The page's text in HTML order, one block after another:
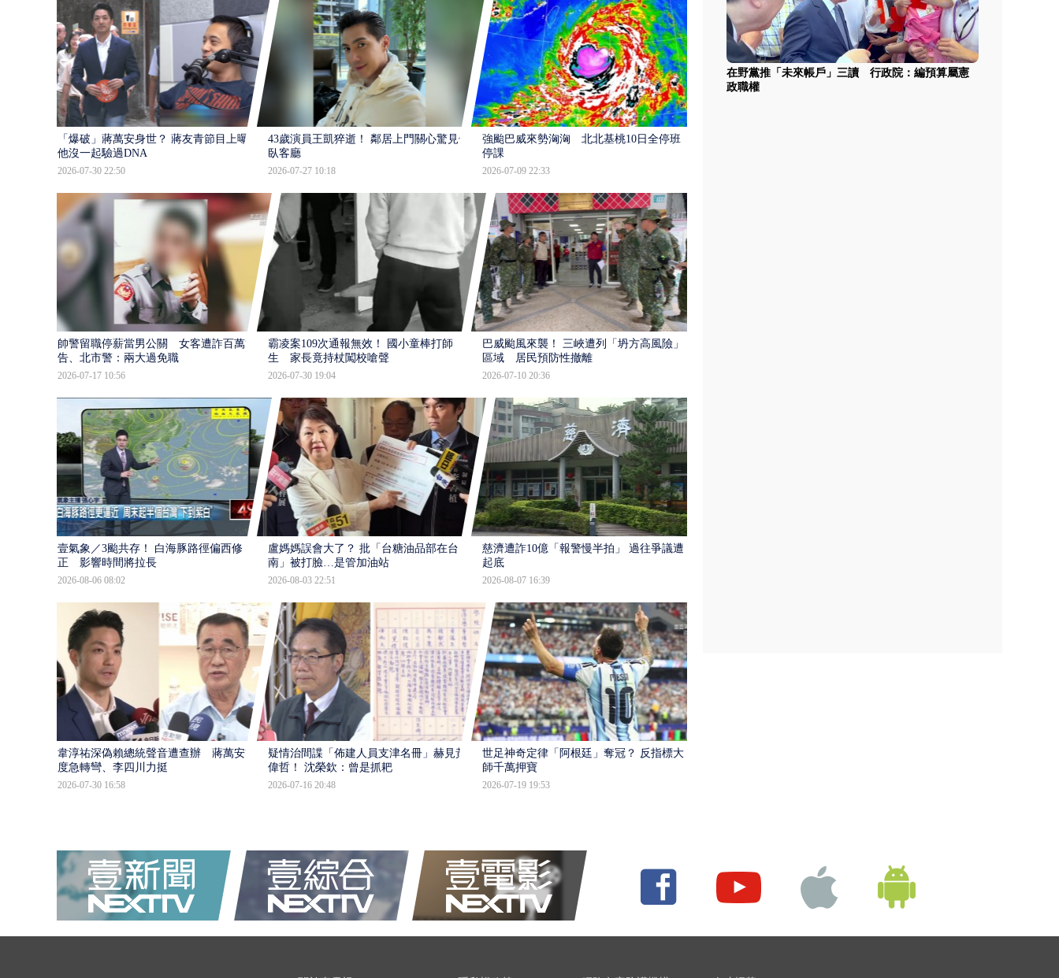
「爆破」蔣萬安身世？ 蔣友青節目上曝：
他沒一起驗過DNA
2026-07-30 22:50
43歲演員王凱猝逝！ 鄰居上門關心驚見倒
臥客廳
2026-07-27 10:18
強颱巴威來勢洶洶 北北基桃10日全停班
停課
2026-07-09 22:33
帥警留職停薪當男公關 女客遭詐百萬提
告、北市警：兩大過免職
2026-07-17 10:56
霸凌案109次通報無效！ 國小童棒打師
生 家長竟持杖闖校嗆聲
2026-07-30 19:04
巴威颱風來襲！ 三峽遭列「坍方高風險」
區域 居民預防性撤離
2026-07-10 20:36
壹氣象／3颱共存！ 白海豚路徑偏西修
正 影響時間將拉長
2026-08-06 08:02
盧媽媽誤會大了？ 批「台糖油品部在台
南」被打臉…是管加油站
2026-08-03 22:51
慈濟遭詐10億「報警慢半拍」 過往爭議遭
起底
2026-08-07 16:39
韋淳祐深偽賴總統聲音遭查辦 蔣萬安態
度急轉彎、李四川力挺
2026-07-30 16:58
疑情治間諜「佈建人員支津名冊」赫見黃
偉哲！ 沈榮欽：曾是抓耙
2026-07-16 20:48
世足神奇定律「阿根廷」奪冠？ 反指標大
師千萬押寶
2026-07-19 19:53
在野黨推「未來帳戶」三讀 行政院：編預算屬憲
政職權